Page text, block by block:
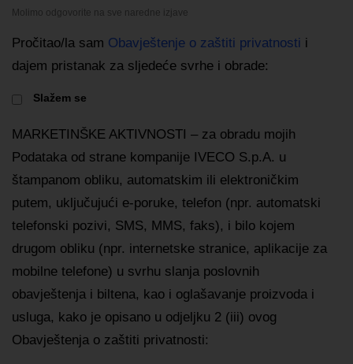
Molimo odgovorite na sve naredne izjave
Pročitao/la sam Obavještenje o zaštiti privatnosti i
dajem pristanak za sljedeće svrhe i obrade:
Slažem se
MARKETINŠKE AKTIVNOSTI – za obradu mojih
Podataka od strane kompanije IVECO S.p.A. u
štampanom obliku, automatskim ili elektroničkim
putem, uključujući e-poruke, telefon (npr. automatski
telefonski pozivi, SMS, MMS, faks), i bilo kojem
drugom obliku (npr. internetske stranice, aplikacije za
mobilne telefone) u svrhu slanja poslovnih
obavještenja i biltena, kao i oglašavanje proizvoda i
usluga, kako je opisano u odjeljku 2 (iii) ovog
Obavještenja o zaštiti privatnosti: